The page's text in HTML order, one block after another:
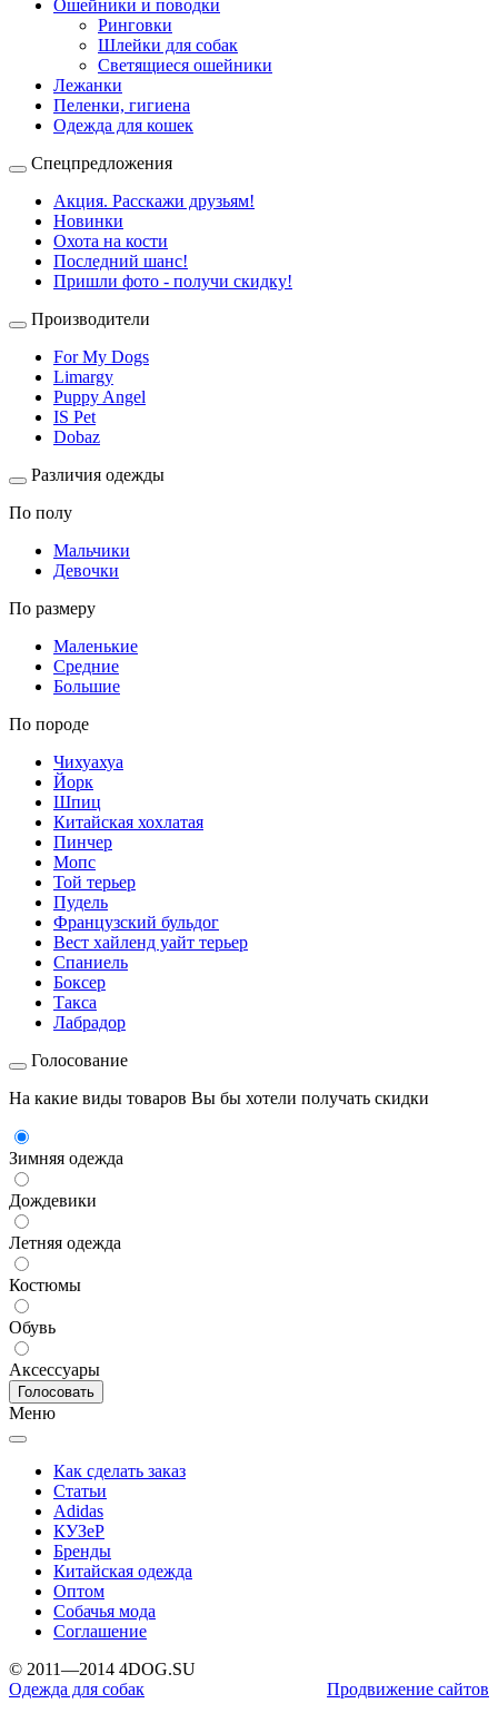
Ошейники и поводки
Ринговки
Шлейки для собак
Светящиеся ошейники
Лежанки
Пеленки, гигиена
Одежда для кошек
Спецпредложения
Акция. Расскажи друзьям!
Новинки
Охота на кости
Последний шанс!
Пришли фото - получи скидку!
Производители
For My Dogs
Limargy
Puppy Angel
IS Pet
Dobaz
Различия одежды
По полу
Мальчики
Девочки
По размеру
Маленькие
Средние
Большие
По породе
Чихуахуа
Йорк
Шпиц
Китайская хохлатая
Пинчер
Мопс
Той терьер
Пудель
Французский бульдог
Вест хайленд уайт терьер
Спаниель
Боксер
Такса
Лабрадор
Голосование
На какие виды товаров Вы бы хотели получать скидки
Зимняя одежда
Дождевики
Летняя одежда
Костюмы
Обувь
Аксессуары
Меню
Как сделать заказ
Статьи
Adidas
КУЗеР
Бренды
Китайская одежда
Оптом
Собачья мода
Соглашение
© 2011—2014 4DOG.SU
Одежда для собак
Продвижение сайтов